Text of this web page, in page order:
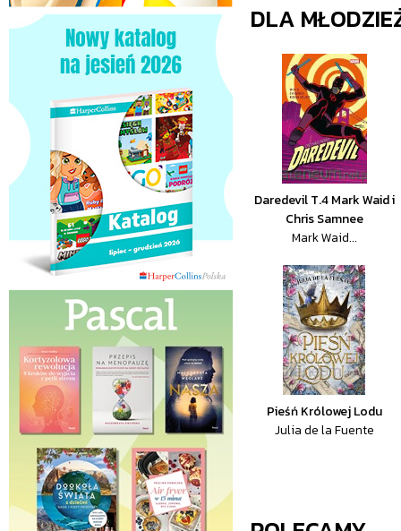
DLA
Daredevil T.4 Mark Waid i
Chris Samnee
Mark Waid...
Pieśń Królowej Lodu
Julia de la Fuente